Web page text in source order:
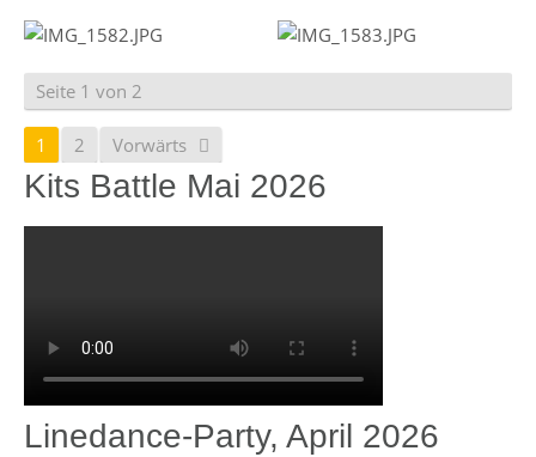
Seite 1 von 2
1 2 Vorwärts
Kits Battle Mai 2026
Linedance-Party, April 2026